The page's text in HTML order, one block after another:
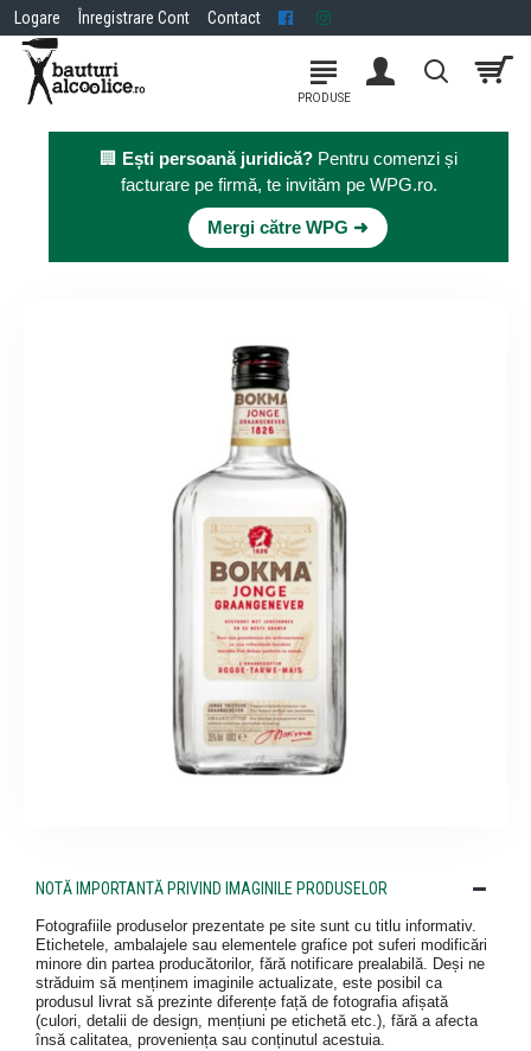
Logare Înregistrare Cont Contact
🏢 Ești persoană juridică? Pentru comenzi și
facturare pe firmă, te invităm pe WPG.ro.
Mergi către WPG ➜
NOTĂ IMPORTANTĂ PRIVIND IMAGINILE PRODUSELOR
Fotografiile produselor prezentate pe site sunt cu titlu informativ.
Etichetele, ambalajele sau elementele grafice pot suferi modificări
minore din partea producătorilor, fără notificare prealabilă. Deși ne
străduim să menținem imaginile actualizate, este posibil ca
produsul livrat să prezinte diferențe față de fotografia afișată
(culori, detalii de design, mențiuni pe etichetă etc.), fără a afecta
însă calitatea, proveniența sau conținutul acestuia.